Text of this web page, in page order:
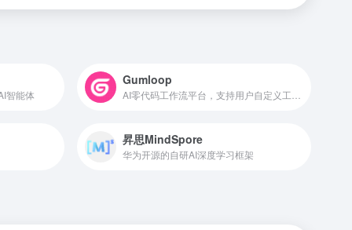
智能体
Gumloop
昇思MindSpore
华为开源的自研AI深度学习框架